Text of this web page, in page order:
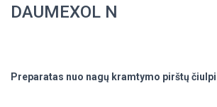
DAUMEXOL N
Preparatas nuo nagų kramtymo pirštų